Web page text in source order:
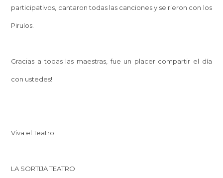
participativos, cantaron todas las canciones y se rieron con los
Pirulos.
Gracias a todas las maestras, fue un placer compartir el día
con ustedes!
Viva el Teatro!
LA SORTIJA TEATRO